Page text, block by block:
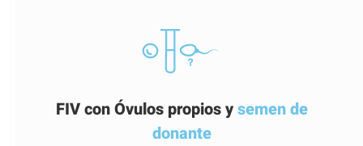
FIV con Óvulos propios ysemen de
donante